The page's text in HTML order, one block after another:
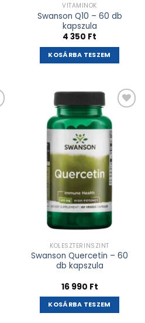
VITAMINOK
Swanson Q10 – 60 db
kapszula
4 350 Ft
KOSÁRBA TESZEM
Kívánságlistához
adás
KOLESZTERINSZINT
Swanson Quercetin – 60
db kapszula
16 990 Ft
KOSÁRBA TESZEM